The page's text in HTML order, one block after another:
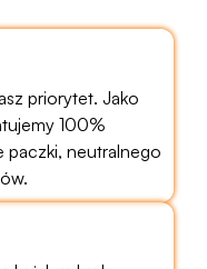
priorytet. Jako
100%
neutralnego